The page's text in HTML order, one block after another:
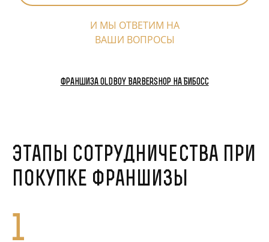
И МЫ ОТВЕТИМ НА
ВАШИ ВОПРОСЫ
Франшиза Oldboy Barbershop на Бибосс
Этапы сотрудничества при
покупке франшизы
1